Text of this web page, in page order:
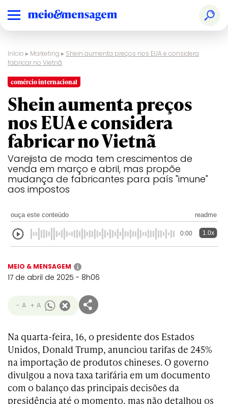
Início ▸ Marketing ▸ Shein aumenta preços nos EUA e considera
fabricar no Vietnã
comércio internacional
Shein aumenta preços
nos EUA e considera
fabricar no Vietnã
Varejista de moda tem crescimentos de
venda em março e abril, mas propõe
mudança de fabricantes para país "imune"
aos impostos
ouça este conteúdo readme
0:00 1.0x
MEIO & MENSAGEM i
17 de abril de 2025 - 8h06
- A + A
Na quarta-feira, 16, o presidente dos Estados
Unidos, Donald Trump, anunciou tarifas de 245%
na importação de produtos chineses. O governo
divulgou a nova taxa tarifária em um documento
com o balanço das principais decisões da
presidência até o momento, mas não detalhou os